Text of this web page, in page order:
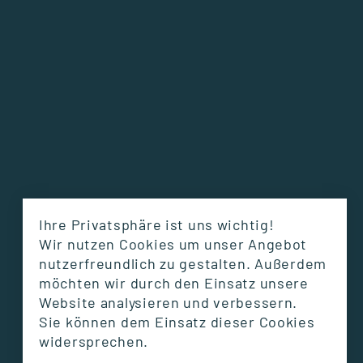
GSRN
Ihre Privatsphäre ist uns wichtig!
Wir nutzen Cookies um unser Angebot
nutzerfreundlich zu gestalten. Außerdem
möchten wir durch den Einsatz unsere
Website analysieren und verbessern.
Sie können dem Einsatz dieser Cookies
widersprechen.